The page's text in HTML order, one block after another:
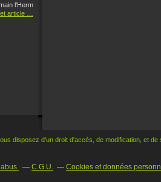
l'Herm
article
disposez d'un droit d'accès, de modification, et de
C.G.U. Cookies et données